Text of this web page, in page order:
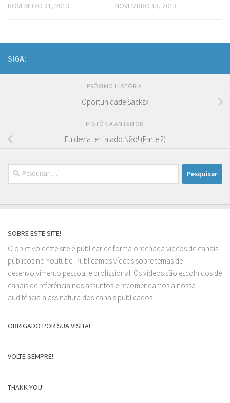
NOVEMBRO 21, 2013 NOVEMBRO 15, 2013
SIGA:
PRÓXIMO HISTÓRIA
Oportunidade Sacksx
HISTÓRIA ANTERIOR
Eu devia ter falado Não! (Parte 2)
Pesquisar
por:
SOBRE ESTE SITE!
O objetivo deste site é publicar de forma ordenada vídeos de canais
públicos no Youtube. Publicamos vídeos sobre temas de
desenvolvimento pessoal e profissional. Os vídeos são escolhidos de
canais de referência nos assuntos e recomendamos a nossa
auditência a assinatura dos canais publicados.
OBRIGADO POR SUA VISITA!
VOLTE SEMPRE!
THANK YOU!